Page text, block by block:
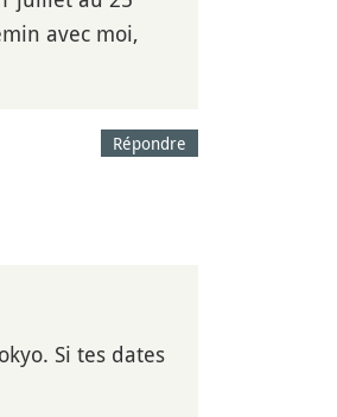
avec moi,
Répondre
Si tes dates